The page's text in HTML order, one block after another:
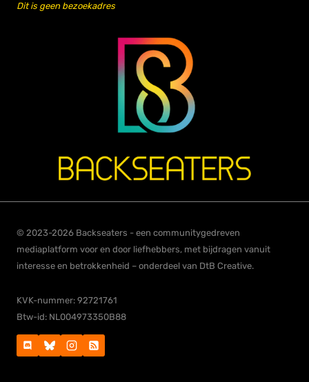
Dit is geen bezoekadres
© 2023-2026 Backseaters - een communitygedreven
mediaplatform voor en door liefhebbers, met bijdragen vanuit
interesse en betrokkenheid – onderdeel van DtB Creative.
KVK-nummer: 92721761
Btw-id: NL004973350B88